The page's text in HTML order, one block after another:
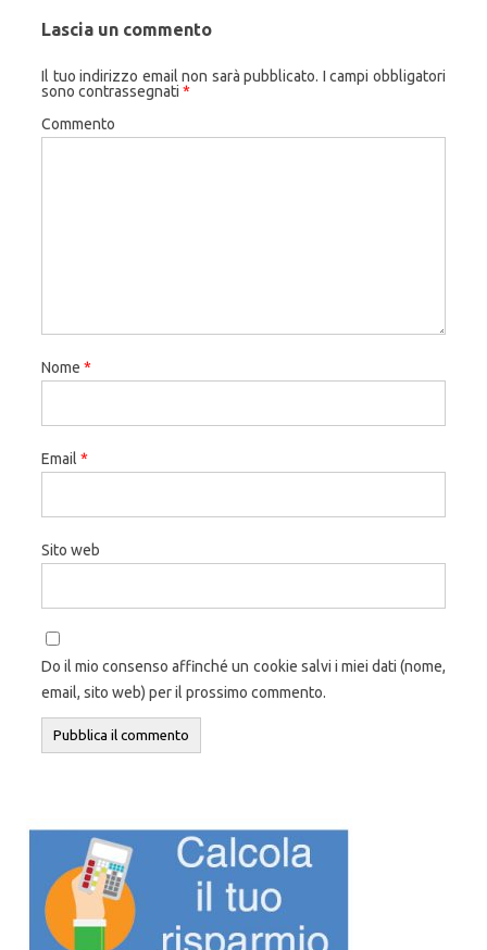
Lascia un commento
Il tuo indirizzo email non sarà pubblicato. I campi obbligatori
sono contrassegnati *
Commento
Nome *
Email *
Sito web
Do il mio consenso affinché un cookie salvi i miei dati (nome,
email, sito web) per il prossimo commento.